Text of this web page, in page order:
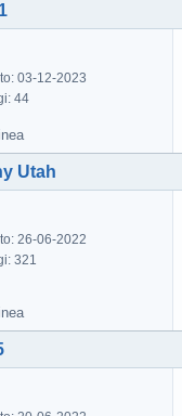
03-12-2023
44
Utah
26-06-2022
321